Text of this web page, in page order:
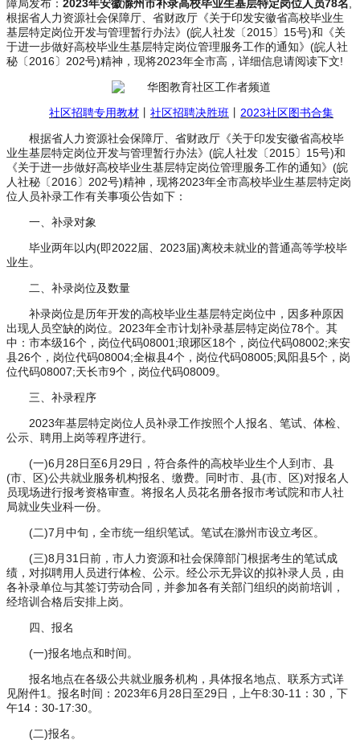
障局发布： 2023年安徽滁州市补录高校毕业生基层特定岗位人员78名,
根据省人力资源社会保障厅、省财政厅《关于印发安徽省高校毕业生
基层特定岗位开发与管理暂行办法》(皖人社发〔2015〕15号)和《关
于进一步做好高校毕业生基层特定岗位管理服务工作的通知》(皖人社
秘〔2016〕202号)精神，现将2023年全市高，详细信息请阅读下文!
社区招聘专用教材 社区招聘决胜班
2023社区图书合集
根据省人力资源社会保障厅、省财政厅《关于印发安徽省高校毕
业生基层特定岗位开发与管理暂行办法》(皖人社发〔2015〕15号)和
《关于进一步做好高校毕业生基层特定岗位管理服务工作的通知》(皖
人社秘〔2016〕202号)精神，现将2023年全市高校毕业生基层特定岗
位人员补录工作有关事项公告如下：
一、补录对象
毕业两年以内(即2022届、2023届)离校未就业的普通高等学校毕
业生。
二、补录岗位及数量
补录岗位是历年开发的高校毕业生基层特定岗位中，因多种原因
出现人员空缺的岗位。2023年全市计划补录基层特定岗位78个。其
中：市本级16个，岗位代码08001;琅琊区18个，岗位代码08002;来安
县26个，岗位代码08004;全椒县4个，岗位代码08005;凤阳县5个，岗
位代码08007;天长市9个，岗位代码08009。
三、补录程序
2023年基层特定岗位人员补录工作按照个人报名、笔试、体检、
公示、聘用上岗等程序进行。
(一)6月28日至6月29日，符合条件的高校毕业生个人到市、县
(市、区)公共就业服务机构报名、缴费。同时市、县(市、区)对报名人
员现场进行报考资格审查。将报名人员花名册各报市考试院和市人社
局就业失业科一份。
(二)7月中旬，全市统一组织笔试。笔试在滁州市设立考区。
(三)8月31日前，市人力资源和社会保障部门根据考生的笔试成
绩，对拟聘用人员进行体检、公示。经公示无异议的拟补录人员，由
各补录单位与其签订劳动合同，并参加各有关部门组织的岗前培训，
经培训合格后安排上岗。
四、报名
(一)报名地点和时间。
报名地点在各级公共就业服务机构，具体报名地点、联系方式详
见附件1。报名时间：2023年6月28日至29日，上午8:30-11：30，下
午14：30-17:30。
(二)报名。